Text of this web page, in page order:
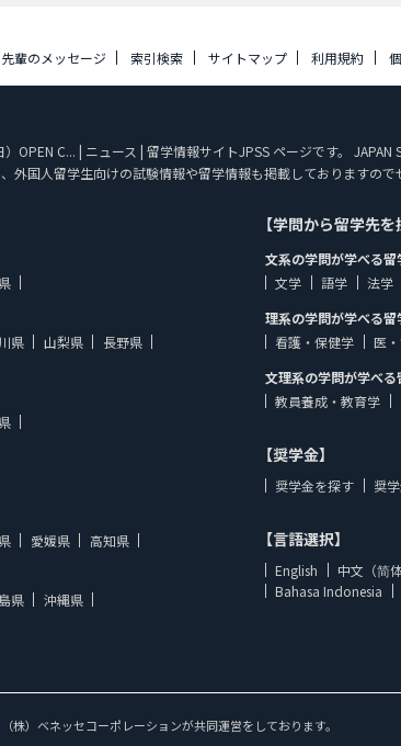
先輩のメッセージ 索引検索 サイトマップ 利用規約
C... | ニュース | 留学情報サイトJPSS ページです。 JAPAN
外国人留学生向けの試験情報や留学情報も掲載しておりますの
県 山梨県
長野県
愛媛県
高知県
県 沖縄県
【学問から留学先
文系の学問が学べる留
文学
語学
法学
理系の学問が学べる留
看護・保健学
医
文理系の学問が学べ
教員養成・教育学
【奨学金】
奨学金を探す 奨
【言語選択】
English
中文（简
Bahasa Indonesia
株）ベネッセコーポレーションが共同運営をしております。